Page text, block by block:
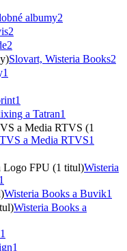
albumy2
2
2
Slovart, Wisteria Books2
1
1
a Tatran1
a Media RTVS (1
a Media RTVS1
Logo FPU (1 titul)Wisteria
1
Wisteria Books a Buvik1
Wisteria Books a
1
1